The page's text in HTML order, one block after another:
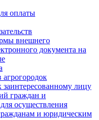
оплаты
внешнего
документа на
агрогородок
заинтересованному лицу
граждан и
осуществления
и юридическим